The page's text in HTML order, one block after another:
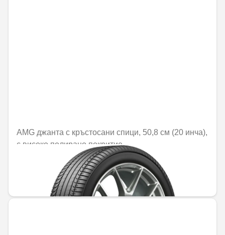
AMG джанта с кръстосани спици, 50,8 см (20 инча),
с високо полирано покритие
Не е налично онлайн
1421,84 € / 2780,89 лв.